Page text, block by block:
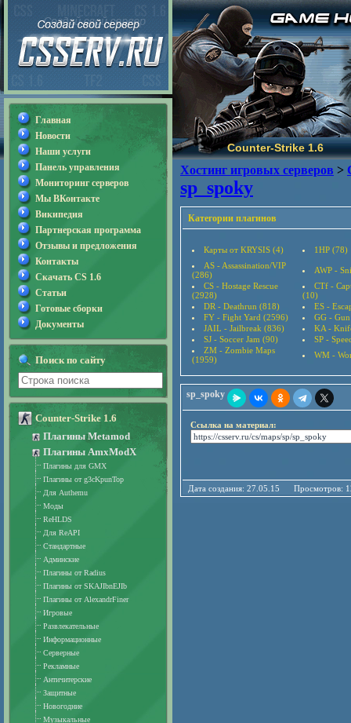
Counter-Strike 1.6
Хостинг игровых серверов >
sp_spoky
Категории плагинов
Карты от KRYSIS (4)
1HP (78)
AS - Assassination/VIP
(286)
AWP -
CS - Hostage Rescue
(2928)
CTf -
(10)
DR - Deathrun (818)
ES -
FY - Fight Yard (2596)
GG -
JAIL - Jailbreak (836)
KA -
SJ - Soccer Jam (90)
SP -
ZM - Zombie Maps
(1959)
WM -
sp_spoky
Ссылка на материал:
Дата создания: 27.05.15
Главная
Новости
Наши услуги
Панель управления
Мониторинг серверов
Мы ВКонтакте
Википедия
Партнерская программа
Отзывы и предложения
Контакты
Скачать CS 1.6
Статьи
Готовые сборки
Документы
Поиск по сайту
Counter-Strike 1.6
Плагины Metamod
Плагины AmxModX
Плагины для GMX
Плагины от g3cKpunTop
Для Authemu
Моды
ReHLDS
Для ReAPI
Стандартные
Админские
Плагины от Radius
Плагины от SKAJIbnEJIb
Плагины от AlexandrFiner
Игровые
Развлекательные
Информационные
Серверные
Рекламные
Античитерские
Защитные
Новогодние
Музыкальные